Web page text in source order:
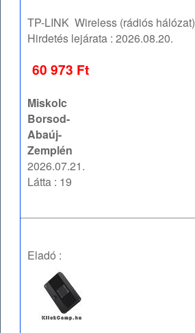
TP-LINK Wireless (rádiós hálózat)
Hirdetés lejárata :2026.08.20.
60 973 Ft
Miskolc
Borsod-
Abaúj-
Zemplén
2026.07.21.
Látta : 19
Eladó :